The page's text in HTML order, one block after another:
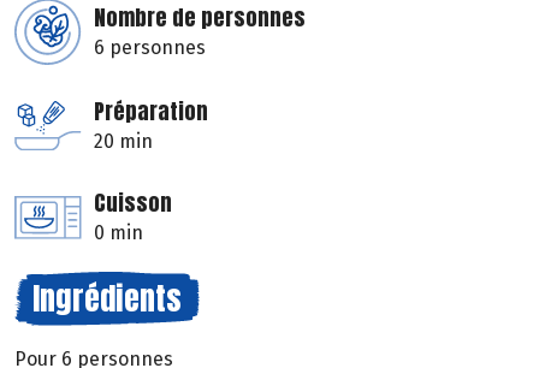
Nombre de personnes
6 personnes
Préparation
20 min
Cuisson
0 min
Ingrédients
Pour 6 personnes